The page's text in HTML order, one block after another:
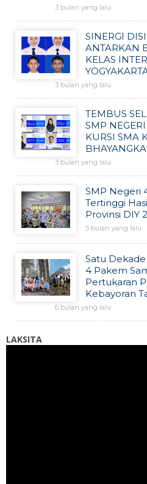
3 bulan yang lalu
SINERGI
ANTARKAN
KELAS
3 bulan yang lalu
TEMBUS
SMP
KURSI SMA
3 bulan yang lalu
SMP Negeri
Tertinggi
Provinsi DIY
5 bulan yang lalu
Satu
4 Pakem
Pertukaran
Kebayoran
6 bulan yang lalu
LAKSITA